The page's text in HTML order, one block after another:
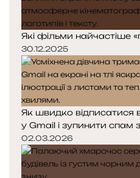
Які фільми найчастіше
30.12.2025
Як швидко відписатися
у Gmail і зупинити спам
02.03.2026